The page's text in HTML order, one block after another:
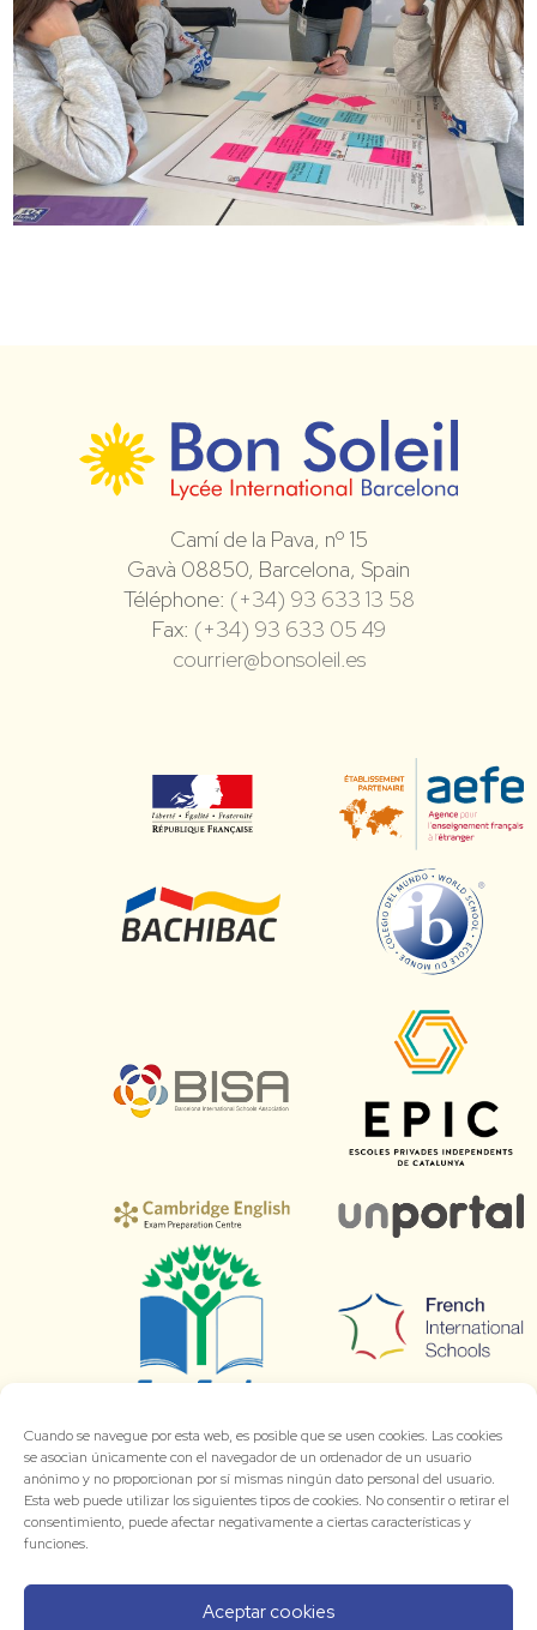
Cuando se navegue por esta web, es posible que se usen cookies. Las cookies
se asocian únicamente con el navegador de un ordenador de un usuario
anónimo y no proporcionan por sí mismas ningún dato personal del usuario.
Esta web puede utilizar los siguientes tipos de cookies. No consentir o retirar el
consentimiento, puede afectar negativamente a ciertas características y
funciones.
Aceptar cookies
Camí de la Pava, nº 15
Gavà 08850, Barcelona, Spain
Téléphone: (+34) 93 633 13 58
Fax: (+34) 93 633 05 49
courrier@bonsoleil.es